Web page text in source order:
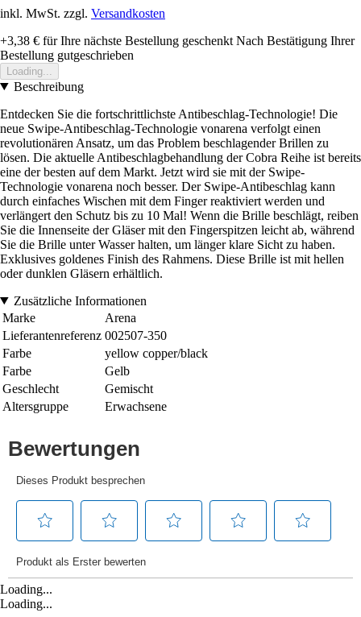
inkl. MwSt. zzgl. Versandkosten
+3,38 € für Ihre nächste Bestellung geschenkt Nach Bestätigung Ihrer
Bestellung gutgeschrieben
Loading...
Beschreibung
Entdecken Sie die fortschrittlichste Antibeschlag-Technologie! Die
neue Swipe-Antibeschlag-Technologie vonarena verfolgt einen
revolutionären Ansatz, um das Problem beschlagender Brillen zu
lösen. Die aktuelle Antibeschlagbehandlung der Cobra Reihe ist bereits
eine der besten auf dem Markt. Jetzt wird sie mit der Swipe-
Technologie vonarena noch besser. Der Swipe-Antibeschlag kann
durch einfaches Wischen mit dem Finger reaktiviert werden und
verlängert den Schutz bis zu 10 Mal! Wenn die Brille beschlägt, reiben
Sie die Innenseite der Gläser mit den Fingerspitzen leicht ab, während
Sie die Brille unter Wasser halten, um länger klare Sicht zu haben.
Exklusives goldenes Finish des Rahmens. Diese Brille ist mit hellen
oder dunklen Gläsern erhältlich.
Zusätzliche Informationen
Marke
Arena
Lieferantenreferenz 002507-350
Farbe
yellow copper/black
Farbe
Gelb
Geschlecht
Gemischt
Altersgruppe
Erwachsene
Loading...
Loading...